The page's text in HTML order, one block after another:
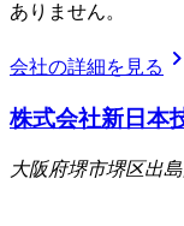
ありません。
会社の詳細を見る chevron_right
株式会社新日本
大阪府堺市堺区出